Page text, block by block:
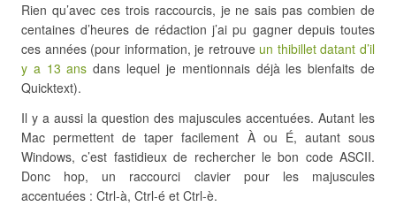
Rien qu’avec ces trois raccourcis, je ne sais pas combien de
centaines d’heures de rédaction j’ai pu gagner depuis toutes
ces années (pour information, je retrouve un thibillet datant d’il
y a 13 ans dans lequel je mentionnais déjà les bienfaits de
Quicktext).
Il y a aussi la question des majuscules accentuées. Autant les
Mac permettent de taper facilement À ou É, autant sous
Windows, c’est fastidieux de rechercher le bon code ASCII.
Donc hop, un raccourci clavier pour les majuscules
accentuées : Ctrl-à, Ctrl-é et Ctrl-è.